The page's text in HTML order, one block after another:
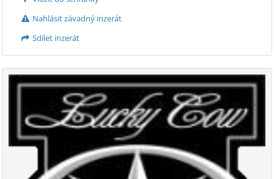
Nahlásit závadný inzerát
Sdílet inzerát